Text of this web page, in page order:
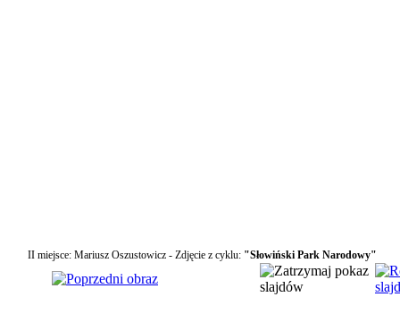
II miejsce: Mariusz Oszustowicz - Zdjęcie z cyklu: "Słowiński Park Narodowy"